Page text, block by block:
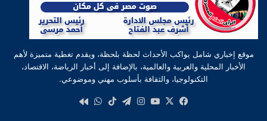
موقع إخباري شامل يواكب الأحداث لحظة بلحظة، ويقدم تغطية متميزة لأهم
الأخبار المحلية والعربية والعالمية، بالإضافة إلى أخبار الرياضة، الاقتصاد،
التكنولوجيا، والثقافة بأسلوب مهني وموضوعي.
فيسبوك
‫X
‫YouTube
انستقرام
تيلقرام‫TikTokواتساب